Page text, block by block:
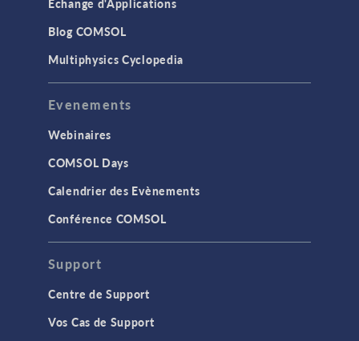
Échange d'Applications
Blog COMSOL
Multiphysics Cyclopedia
Evenements
Webinaires
COMSOL Days
Calendrier des Evènements
Conférence COMSOL
Support
Centre de Support
Vos Cas de Support